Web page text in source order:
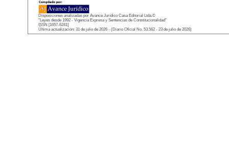
Disposiciones analizadas por Avance Jurídico Casa Editorial Ltda.©
"Leyes desde 1992 - Vigencia Expresa y Sentencias de Constitucionalidad"
ISSN [1657-6241]
Última actualización: 31 de julio de 2026 - (Diario Oficial No. 53.562 - 23 de julio de 2026)